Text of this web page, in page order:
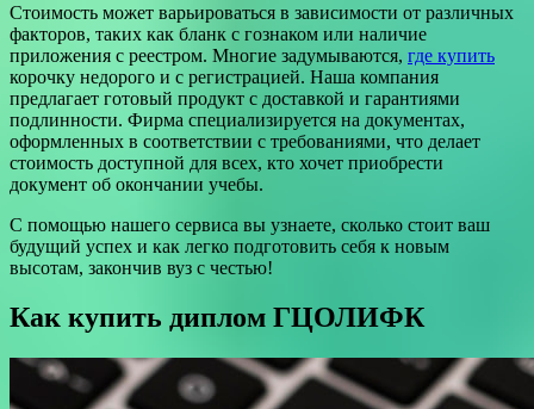
Стоимость может варьироваться в зависимости от различных
факторов, таких как бланк с гознаком или наличие
приложения с реестром. Многие задумываются, где купить
корочку недорого и с регистрацией. Наша компания
предлагает готовый продукт с доставкой и гарантиями
подлинности. Фирма специализируется на документах,
оформленных в соответствии с требованиями, что делает
стоимость доступной для всех, кто хочет приобрести
документ об окончании учебы.
С помощью нашего сервиса вы узнаете, сколько стоит ваш
будущий успех и как легко подготовить себя к новым
высотам, закончив вуз с честью!
Как купить диплом ГЦОЛИФК